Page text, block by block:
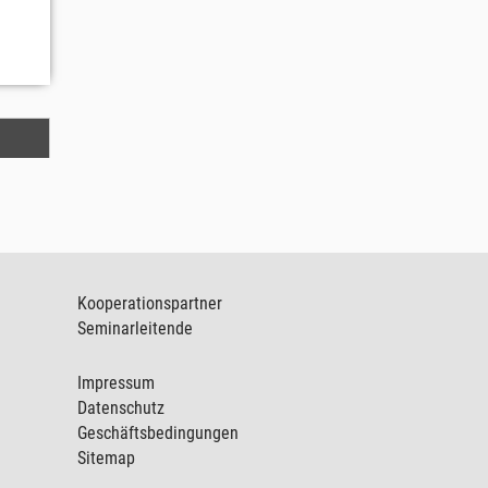
Kooperationspartner
Seminarleitende
Impressum
Datenschutz
Geschäftsbedingungen
Sitemap